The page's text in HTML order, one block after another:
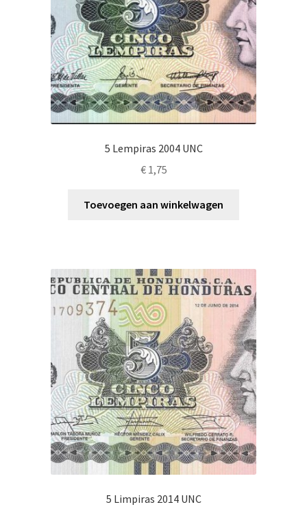
5 Lempiras 2004 UNC
€1,75
Toevoegen aan winkelwagen
5 Limpiras 2014 UNC